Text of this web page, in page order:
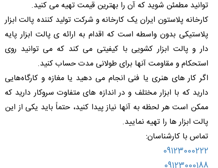
توانید مطمئن شوید که آن را بهترین قیمت تهیه می کنید.
کارخانه پلاستون ایران یک کارخانه و شرکت تولید کننده پالت ابزار
پلاستیکی بدون واسطه است که اقدام به ارائه ی پالت ابزار پایه
دار و پالت ابزار کشویی با کیفیتی می کند که می توانید روی
استحکام و مقاومت آنها برای طولانی مدت حساب کنید.
اگر کار های هنری یا فنی انجام می دهید یا مغازه و کارگاه‌هایی
دارید که با ابزار مختلف و در اندازه های متفاوت سروکار دارید که
ممکن است هر لحظه به آنها نیاز پیدا کنید، حتماً باید یکی از این
پالت ابزار ها را تهیه نمایید.
تماس با کارشناسان:
09123000222